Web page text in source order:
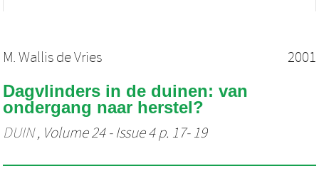
M. Wallis de Vries 2001
Dagvlinders in de duinen: van
ondergang naar herstel?
DUIN, Volume 24 - Issue 4 p. 17- 19